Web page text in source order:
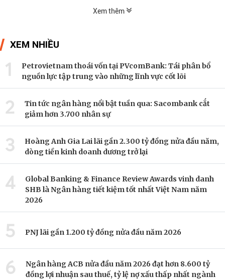
Xem thêm
XEM NHIỀU
1
Petrovietnam thoái vốn tại PVcomBank: Tái phân bổ
nguồn lực tập trung vào những lĩnh vực cốt lõi
2
Tin tức ngân hàng nổi bật tuần qua: Sacombank cắt
giảm hơn 3.700 nhân sự
3
Hoàng Anh Gia Lai lãi gần 2.300 tỷ đồng nửa đầu năm,
dòng tiền kinh doanh dương trở lại
4
Global Banking & Finance Review Awards vinh danh
SHB là Ngân hàng tiết kiệm tốt nhất Việt Nam năm
2026
5 PNJ lãi gần 1.200 tỷ đồng nửa đầu năm 2026
6
Ngân hàng ACB nửa đầu năm 2026 đạt hơn 8.600 tỷ
đồng lợi nhuận sau thuế, tỷ lệ nợ xấu thấp nhất ngành